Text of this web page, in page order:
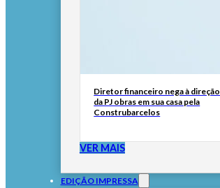
Diretor financeiro nega à direção
da PJ obras em sua casa pela
Construbarcelos
VER MAIS
EDIÇÃO IMPRESSA